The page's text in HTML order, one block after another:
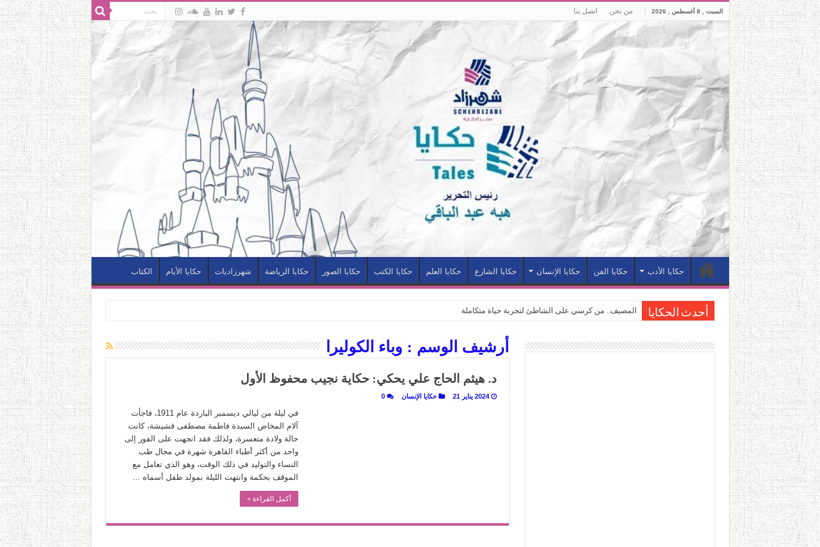
السبت , 8 أغسطس , 2026 من نحن اتصل بنا
حكايا الأدب حكايا الفن حكايا الإنسان حكايا الشارع حكايا العلم حكايا الكتب حكايا الصور حكايا الرياضة شهرزاديات حكايا الأيام الكتاب
أحدث الحكايا المصيف.. من كرسي على الشاطئ لتجربة حياة متكاملة
القاهرة «ألف ليلة وليلة».. كيف يتحول المكان إلى بطل في روايات مريم عبد العزيز؟ (الجزء الأول)
“الرحالة العرب واكتشاف أوروبا”.. قراءة جديدة لبدايات “الاستغراب”
أرشيف الوسم : وباء الكوليرا
د. هيثم الحاج علي يحكي: حكاية نجيب محفوظ الأول
2024 يناير 21 حكايا الإنسان 0
في ليلة من ليالي ديسمبر الباردة عام 1911، فاجأت
آلام المخاض السيدة فاطمة مصطفى قشيشة، كانت
حالة ولادة متعسرة، ولذلك فقد اتجهت على الفور إلى
واحد من أكثر أطباء القاهرة شهرة في مجال طب
النساء والتوليد في ذلك الوقت، وهو الذي تعامل مع
الموقف بحكمة وانتهت الليلة بمولد طفل أسماه …
أكمل القراءة »